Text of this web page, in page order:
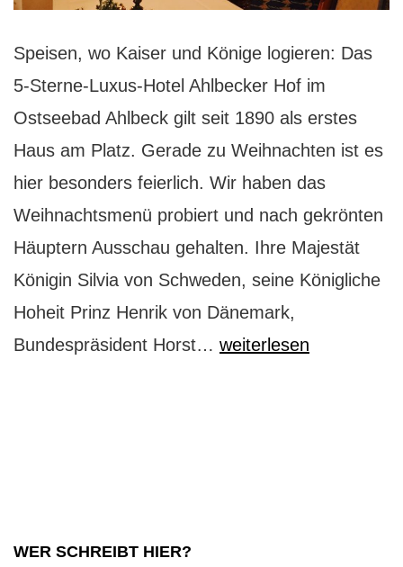
Speisen, wo Kaiser und Könige logieren: Das
5-Sterne-Luxus-Hotel Ahlbecker Hof im
Ostseebad Ahlbeck gilt seit 1890 als erstes
Haus am Platz. Gerade zu Weihnachten ist es
hier besonders feierlich. Wir haben das
Weihnachtsmenü probiert und nach gekrönten
Häuptern Ausschau gehalten. Ihre Majestät
Königin Silvia von Schweden, seine Königliche
Hoheit Prinz Henrik von Dänemark,
Bundespräsident Horst… So
weiterlesen
WER SCHREIBT HIER?